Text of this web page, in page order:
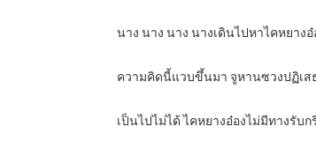
นาง นาง นาง นางเดินไปหาไคหยาง
ความคิดนี้แวบขึ้นมา จูหานซวงปฏิเส
เป็นไปไม่ได้ ไคหยางอ๋องไม่มีทางรับ